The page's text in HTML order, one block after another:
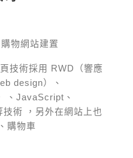
物網站建置
技術採用 RWD（響應
design）、
、JavaScript、
技術
，另外在網站上也
購物車